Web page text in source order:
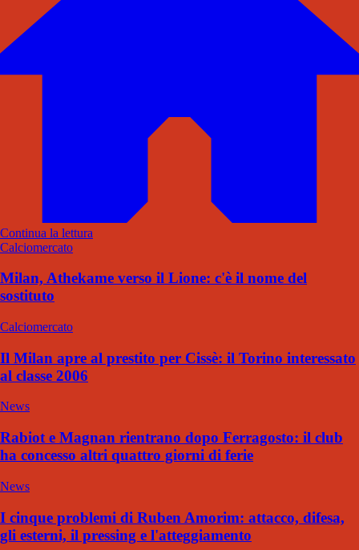
Continua la lettura
Calciomercato
Milan, Athekame verso il Lione: c'è il nome del
sostituto
Calciomercato
Il Milan apre al prestito per Cissè: il Torino interessato
al classe 2006
News
Rabiot e Magnan rientrano dopo Ferragosto: il club
ha concesso altri quattro giorni di ferie
News
I cinque problemi di Ruben Amorim: attacco, difesa,
gli esterni, il pressing e l'atteggiamento